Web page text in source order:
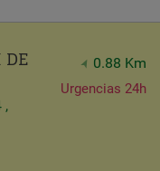
DE
,
0.88 Km
Urgencias 24h